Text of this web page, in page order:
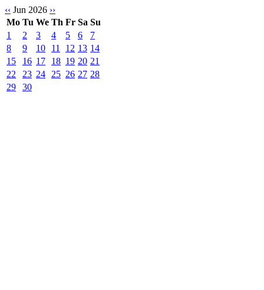
‹‹ Jun 2026 ››
Mo Tu We Th Fr Sa Su
1
2 3 4 5 6
7
8
9 10 11 12 13 14
15
16 17 18 19 20 21
22
23 24 25 26 27 28
29
30